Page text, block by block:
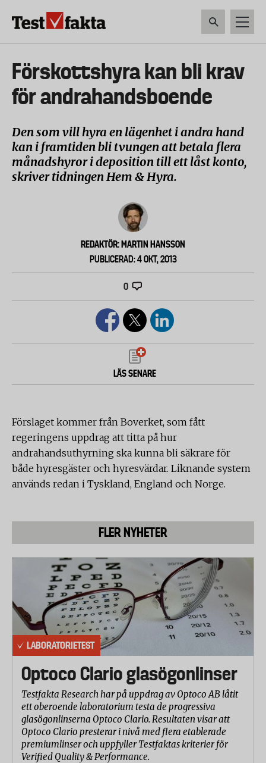
Huvudmeny
ny
Förskottshyra kan bli krav
för andrahandsboende
Den som vill hyra en lägenhet i andra hand
kan i framtiden bli tvungen att betala flera
månadshyror i deposition till ett låst konto,
skriver tidningen Hem & Hyra.
REDAKTÖR: MARTIN HANSSON
PUBLICERAD: 4 OKT, 2013
0
LÄS SENARE
Förslaget kommer från Boverket, som fått
regeringens uppdrag att titta på hur
andrahandsuthyrning ska kunna bli säkrare för
både hyresgäster och hyresvärdar. Liknande system
används redan i Tyskland, England och Norge.
FLER NYHETER
LABORATORIETEST
Optoco Clario glasögonlinser
Testfakta Research har på uppdrag av Optoco AB låtit
ett oberoende laboratorium testa de progressiva
glasögonlinserna Optoco Clario. Resultaten visar att
Optoco Clario presterar i nivå med flera etablerade
premiumlinser och uppfyller Testfaktas kriterier för
Verified Quality & Performance.